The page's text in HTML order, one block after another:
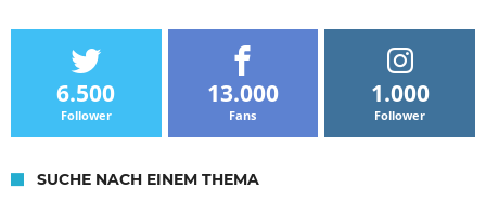
6.500
Follower
13.000
Fans
1.000
Follower
SUCHE NACH EINEM THEMA